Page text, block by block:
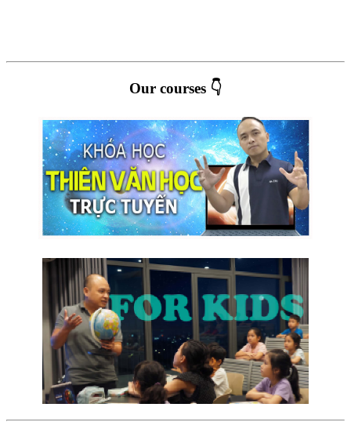
Our courses 👇